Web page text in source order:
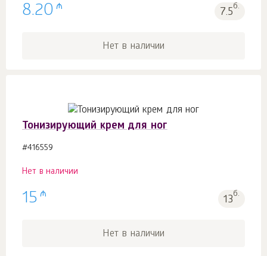
8.20 ₼ 7.5б.
Нет в наличии
Тонизирующий крем для ног
#416559
Нет в наличии
15 ₼ 13б.
Нет в наличии